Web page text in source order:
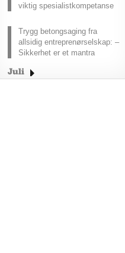
viktig spesialistkompetanse
Trygg betongsaging fra
allsidig entreprenørselskap: –
Sikkerhet er et mantra
Juli